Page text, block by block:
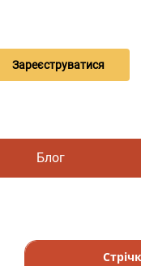
Зареєструватися
Блог